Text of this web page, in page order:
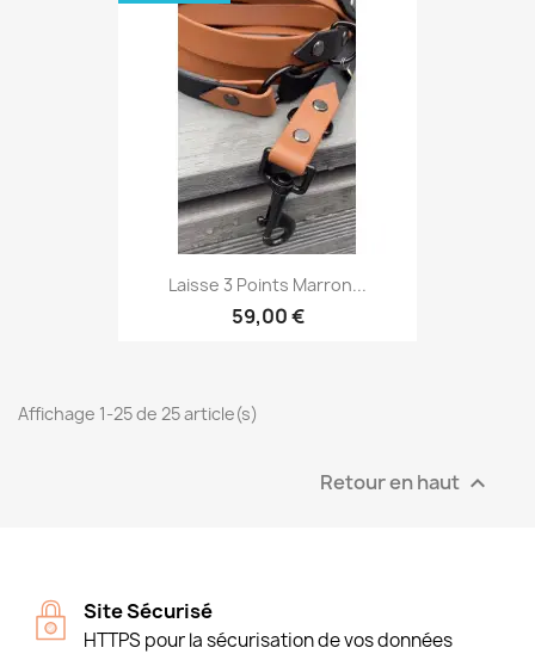
Laisse 3 Points Marron...
59,00 €
Affichage 1-25 de 25 article(s)
Retour en haut 
Site Sécurisé
HTTPS pour la sécurisation de vos données